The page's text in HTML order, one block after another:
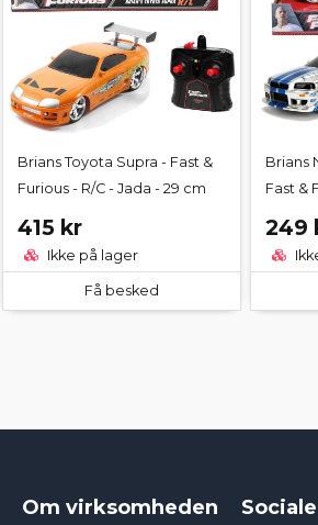
Brians Toyota Supra - Fast &
Furious - R/C - Jada - 29 cm
415 kr
Ikke på lager
Få besked
Brians
Fast &
249
Om virksomheden